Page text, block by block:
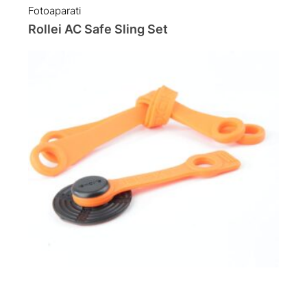
Fotoaparati
Rollei AC Safe Sling Set